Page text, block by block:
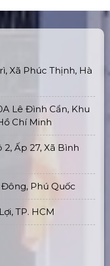
Xã Phúc Thịnh, Hà
Lê Đình Cẩn, Khu
Chí Minh
2, Ấp 27, Xã Bình
Phú Quốc
TP. HCM